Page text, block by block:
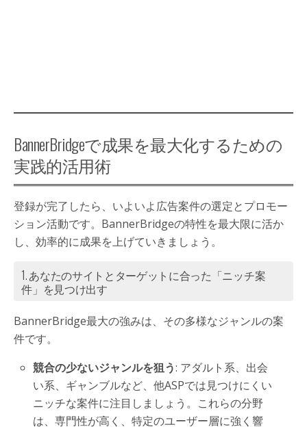
BannerBridgeで成果を最大化するための
実践的活用術
登録が完了したら、いよいよ広告案件の選定とプロモー
ション活動です。BannerBridgeの特性を最大限に活か
し、効率的に成果を上げていきましょう。
1. あなたのサイトとターゲットに合った「ニッチ案
件」を見つけ出す
BannerBridge最大の強みは、その多様なジャンルの案
件です。
競合の少ないジャンルを狙う: アダルト系、出会
い系、ギャンブルなど、他ASPでは見つけにくい
ニッチな案件に注目しましょう。これらの分野
は、専門性が高く、特定のユーザー層に強く響